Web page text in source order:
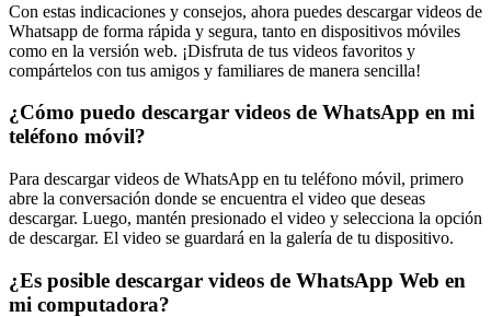
Con estas indicaciones y consejos, ahora puedes descargar videos de
Whatsapp de forma rápida y segura, tanto en dispositivos móviles
como en la versión web. ¡Disfruta de tus videos favoritos y
compártelos con tus amigos y familiares de manera sencilla!
¿Cómo puedo descargar videos de WhatsApp en mi
teléfono móvil?
Para descargar videos de WhatsApp en tu teléfono móvil, primero
abre la conversación donde se encuentra el video que deseas
descargar. Luego, mantén presionado el video y selecciona la opción
de descargar. El video se guardará en la galería de tu dispositivo.
¿Es posible descargar videos de WhatsApp Web en
mi computadora?